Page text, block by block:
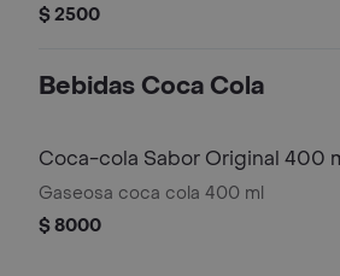
$ 2500
Bebidas Coca Cola
Coca-cola Sabor Original 400
Gaseosa coca cola 400 ml
$ 8000